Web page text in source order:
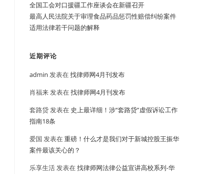
全国工会对口援疆工作座谈会在新疆召开
最高人民法院关于审理食品药品惩罚性赔偿纠纷案件
适用法律若干问题的解释
近期评论
admin 发表在找律师网4月刊发布
肖福来发表在找律师网4月刊发布
套路贷发表在 史上最详细！涉“套路贷”虚假诉讼工作
指南18条
爱国 发表在重磅！什么才是我们对于新城控股王振华
案件最该关心的？
乐享生活发表在找律师网法律公益宣讲高校系列-华